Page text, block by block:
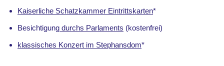
Kaiserliche Schatzkammer Eintrittskarten*
Besichtigung durchs Parlaments (kostenfrei)
klassisches Konzert im Stephansdom*